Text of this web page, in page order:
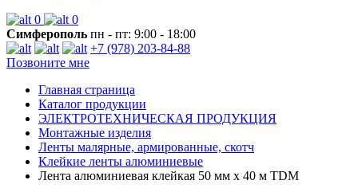
0
0
Симферополь пн - пт: 9:00 - 18:00
+7 (978) 203-84-88
Позвоните мне
Главная страница
Каталог продукции
ЭЛЕКТРОТЕХНИЧЕСКАЯ ПРОДУКЦИЯ
Монтажные изделия
Ленты малярные, армированные, скотч
Клейкие ленты алюминиевые
Лента алюминиевая клейкая 50 мм х 40 м TDM